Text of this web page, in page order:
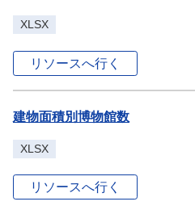
XLSX
リソースへ行く
建物面積別博物館数
XLSX
リソースへ行く